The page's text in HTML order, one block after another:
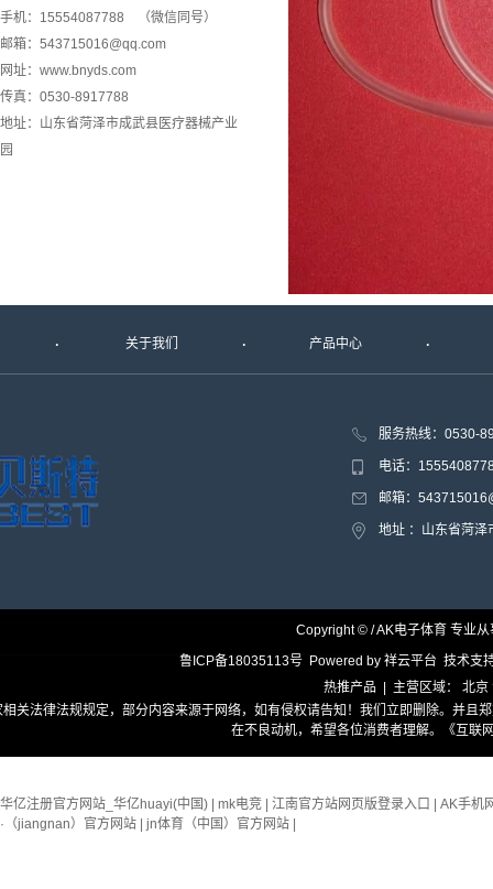
手机：15554087788 （微信同号）
邮箱：543715016@qq.com
网址：www.bnyds.com
传真：0530-8917788
地址：山东省菏泽市成武县医疗器械产业
园
关于我们 产品中心
服务热线：
电话：
邮箱：
地址 ：山东省菏
Copyright © / AK电子体育 专业从
鲁ICP备18035113号 Powered by 祥云平台 技术支
热推产品 | 主营区域： 北京
关法律法规规定，部分内容来源于网络，如有侵权请告知！我们立即删除。并
在不良动机，希望各位消费者理解。
《互联
华亿注册官方网站_华亿huayi(中国) mk电竞 江南官方站网页版登录入口
AK手机
·（jiangnan）官方网站
jn体育（中国）官方网站